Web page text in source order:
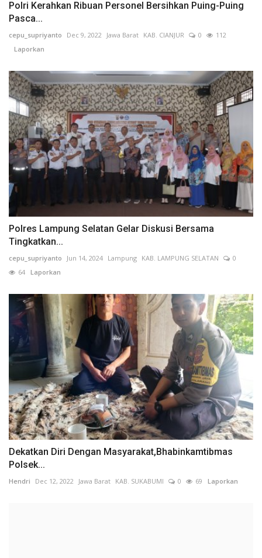
Polri Kerahkan Ribuan Personel Bersihkan Puing-Puing
Pasca...
cepu_supriyanto Dec 9, 2022 Jawa Barat KAB. CIANJUR 0
112
Laporkan
Polres Lampung Selatan Gelar Diskusi Bersama
Tingkatkan...
cepu_supriyanto Jun 14, 2024 Lampung KAB. LAMPUNG SELATAN
0
64 Laporkan
Dekatkan Diri Dengan Masyarakat,Bhabinkamtibmas
Polsek...
Hendri Dec 12, 2022 Jawa Barat KAB. SUKABUMI 0 69 Laporkan